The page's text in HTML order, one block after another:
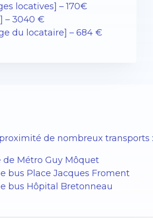
locatives] – 170€
– 3040 €
du locataire] – 684 €
de nombreux transports :
de Métro Guy Môquet
bus Place Jacques Froment
bus Hôpital Bretonneau